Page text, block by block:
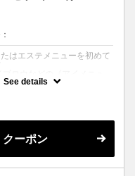
はエステメニューを初めて
ネトラバスティは対象外と
ル/BBL/小顔/リフトアップ/
久米川/東京
See details
ーポン